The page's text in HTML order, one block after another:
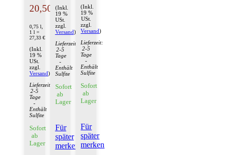
20,50 €
0,75 l,
1 l =
27,33 €
(Inkl.
19 %
USt.
zzgl.
Versand)
Lieferzeit:
2-5
Tage
-
Enthält
Sulfite
Sofort
ab
Lager
(Inkl.
19 %
USt.
zzgl.
Versand)
Lieferzeit:
2-5
Tage
-
Enthält
Sulfite
Sofort
ab
Lager
Für
später
merken
(Inkl.
19 %
USt.
zzgl.
Versand)
Lieferzeit:
2-5
Tage
-
Enthält
Sulfite
Sofort
ab
Lager
Für
später
merken